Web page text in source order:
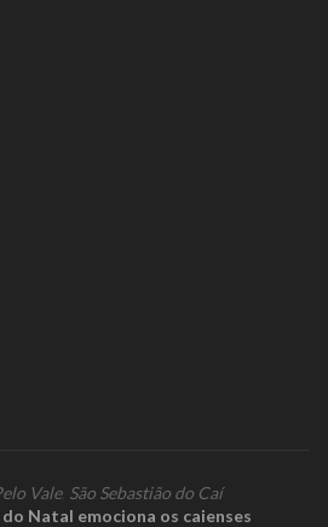
Vale, São Sebastião do Caí
Natal emociona os caienses